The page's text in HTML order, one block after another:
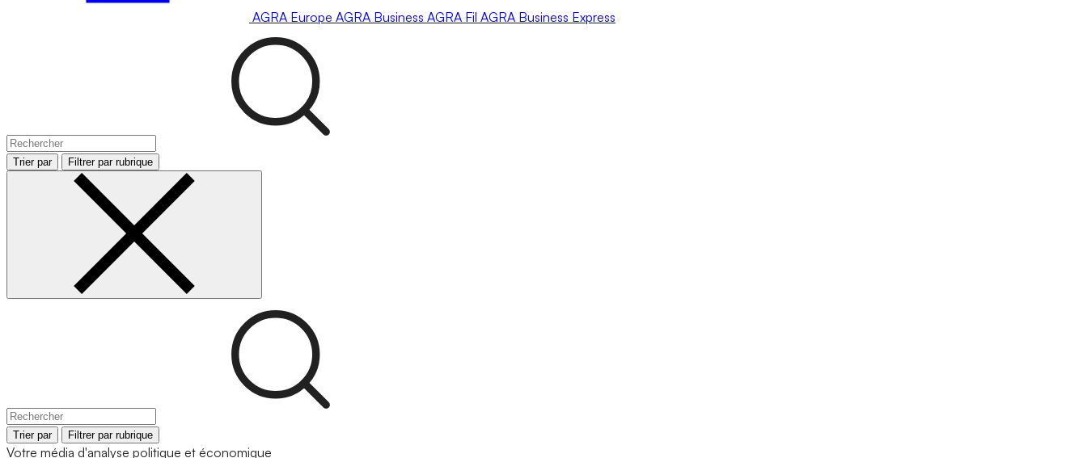
AGRA Europe AGRA Business AGRA Fil AGRA Business Express
Trier par Filtrer par rubrique
Trier par Filtrer par rubrique
Votre média d'analyse politique et économique